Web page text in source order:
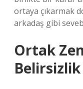
ortaya çıkarmak
arkadaş gibi
Ortak
Belirsizlik